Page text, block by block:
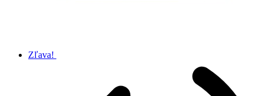
Zľava!